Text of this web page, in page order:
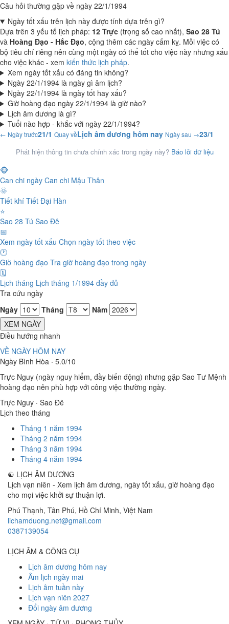
Câu hỏi thường gặp về ngày 22/1/1994
Ngày tốt xấu trên lịch này được tính dựa trên gì?
Dựa trên 3 yếu tố lịch pháp: 12 Trực (trọng số cao nhất), Sao 28 Tú
và Hoàng Đạo - Hắc Đạo, cộng thêm các ngày cấm kỵ. Mỗi việc có
bộ tiêu chí riêng nên cùng một ngày có thể tốt cho việc này nhưng xấu
cho việc khác - xem kiến thức lịch pháp.
Xem ngày tốt xấu có đáng tin không?
Ngày 22/1/1994 là ngày gì âm lịch?
Ngày 22/1/1994 là ngày tốt hay xấu?
Giờ hoàng đạo ngày 22/1/1994 là giờ nào?
Lịch âm dương là gì?
Tuổi nào hợp - khắc với ngày 22/1/1994?
← Ngày trước21/1 Quay vềLịch âm dương hôm nay Ngày sau →23/1
Phát hiện thông tin chưa chính xác trong ngày này? Báo lỗi dữ liệu
🐵
Can chi ngày Can chi Mậu Thân
🌞
Tiết khí Tiết Đại Hàn
⭐
Sao 28 Tú Sao Đê
📅
Xem ngày tốt xấu Chọn ngày tốt theo việc
🕐
Giờ hoàng đạo Tra giờ hoàng đạo trong ngày
🗓️
Lịch tháng Lịch tháng 1/1994 đầy đủ
Tra cứu ngày
Ngày
Tháng
Năm
XEM NGÀY
Điều hướng nhanh
VỀ NGÀY HÔM NAY
Ngày Bình Hòa · 5.0/10
Trực Nguy (ngày nguy hiểm, đầy biến động) nhưng gặp Sao Tư Mệnh
hoàng đạo nên phù hợp với công việc thường ngày.
Trực Nguy · Sao Đê
Lịch theo tháng
Tháng 1 năm 1994
Tháng 2 năm 1994
Tháng 3 năm 1994
Tháng 4 năm 1994
☯ LỊCH ÂM DƯƠNG
Lịch vạn niên - Xem lịch âm dương, ngày tốt xấu, giờ hoàng đạo
cho mọi việc khởi sự thuận lợi.
Phú Thạnh, Tân Phú, Hồ Chí Minh, Việt Nam
lichamduong.net@gmail.com
0387139054
LỊCH ÂM & CÔNG CỤ
Lịch âm dương hôm nay
Âm lịch ngày mai
Lịch âm tuần này
Lịch vạn niên 2027
Đổi ngày âm dương